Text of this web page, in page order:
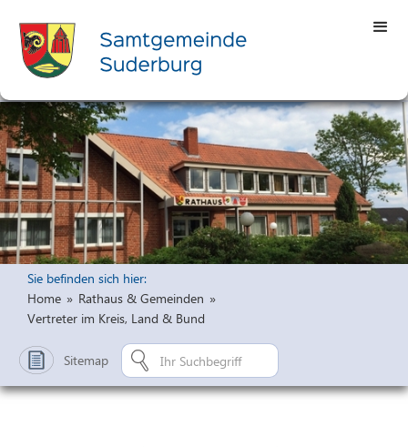
Sie befinden sich hier:
Home » Rathaus & Gemeinden »
Vertreter im Kreis, Land & Bund
Sitemap